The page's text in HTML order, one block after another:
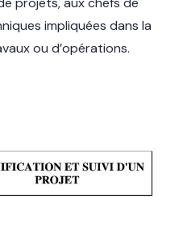
impliquées dans la
ou d’opérations.